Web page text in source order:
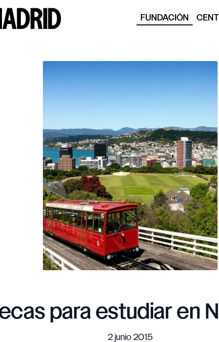
FUNDACIÓN
para estudiar en
2 junio 2015